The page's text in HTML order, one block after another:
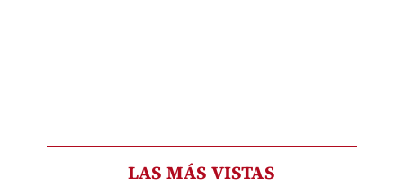
LAS MÁS VISTAS